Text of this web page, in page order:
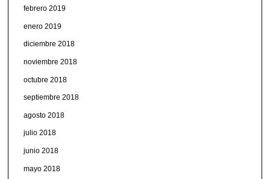
febrero 2019
enero 2019
diciembre 2018
noviembre 2018
octubre 2018
septiembre 2018
agosto 2018
julio 2018
junio 2018
mayo 2018